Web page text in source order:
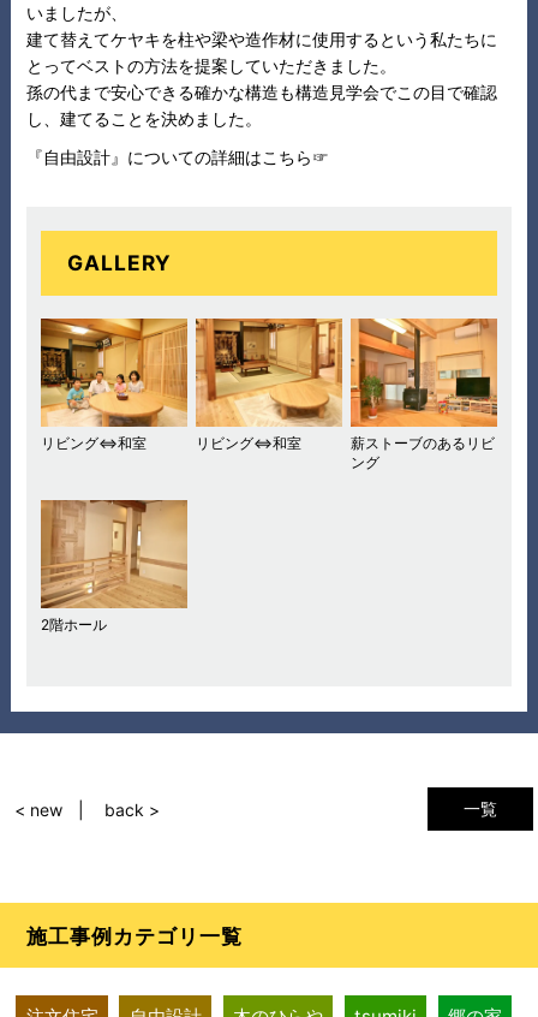
いましたが、
建て替えてケヤキを柱や梁や造作材に使用するという私たちに
とってベストの方法を提案していただきました。
孫の代まで安心できる確かな構造も構造見学会でこの目で確認
し、建てることを決めました。
『自由設計』についての詳細はこちら☞
GALLERY
リビング⇔和室 リビング⇔和室
薪ストーブのあるリビ
ング
2階ホール
一覧
< new back >
施工事例カテゴリ一覧